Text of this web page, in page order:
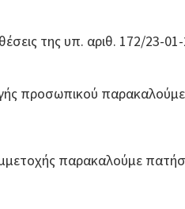
της υπ. αριθ. 172/23-
προσωπικού
παρακαλούμε